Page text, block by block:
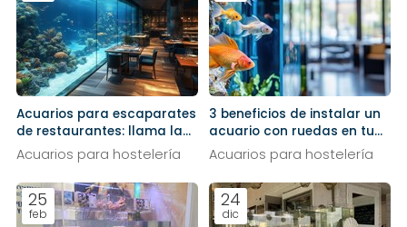
Acuarios para escaparates
de restaurantes: llama la
atención de la calle
Acuarios para hostelería
3 beneficios de instalar un
acuario con ruedas en tu
restaurante
Acuarios para hostelería
25
feb
24
dic